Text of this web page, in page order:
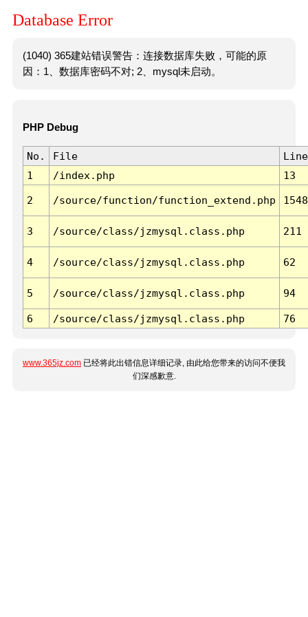
Database Error
(1040) 365建站错误警告：连接数据库失败，可能的原
因：1、数据库密码不对; 2、mysql未启动。
PHP Debug
No. File
Line
1
/index.php 13
2 /source/function/function_extend.php 1548
3 /source/class/jzmysql.class.php 211
4 /source/class/jzmysql.class.php 62
5 /source/class/jzmysql.class.php 94
6 /source/class/jzmysql.class.php 76
www.365jz.com 已经将此出错信息详细记录, 由此给您带来的访问不便我
们深感歉意.